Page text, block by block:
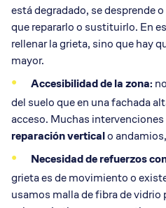
está degradado, se desprende
que repararlo o sustituirlo. En
rellenar la grieta, sino que hay
mayor.
Accesibilidad de la zona:
del suelo que en una fachada
acceso. Muchas
reparación verticalo
Necesidad de refuerzos
grieta es de movimiento o
usamos malla de fibra de vidrio